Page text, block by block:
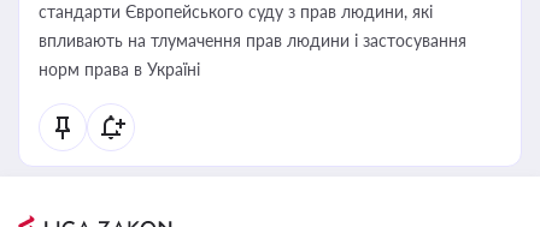
стандарти Європейського суду з прав людини, які
впливають на тлумачення прав людини і застосування
норм права в Україні